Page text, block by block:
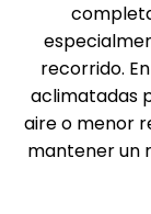
recorrido.
aclimatadas
aire o menor
mantener un